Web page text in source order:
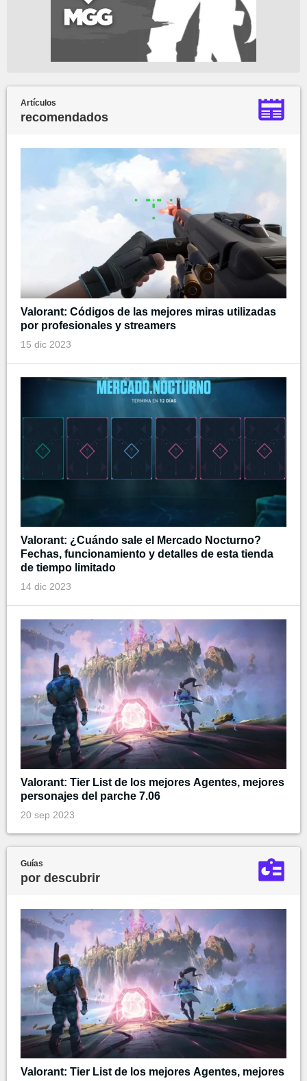
Artículos
recomendados
Valorant: Códigos de las mejores miras utilizadas
por profesionales y streamers
15 dic 2023
Valorant: ¿Cuándo sale el Mercado Nocturno?
Fechas, funcionamiento y detalles de esta tienda
de tiempo limitado
14 dic 2023
Valorant: Tier List de los mejores Agentes, mejores
personajes del parche 7.06
20 sep 2023
Guías
por descubrir
Valorant: Tier List de los mejores Agentes, mejores